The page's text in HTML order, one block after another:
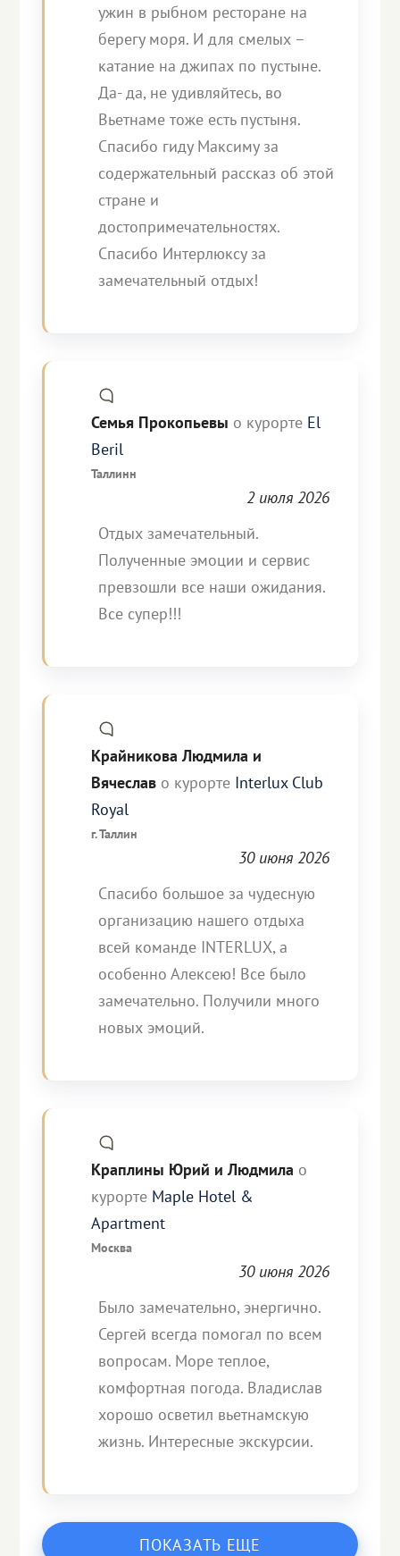
ужин в рыбном ресторане на
берегу моря. И для смелых –
катание на джипах по пустыне.
Да- да, не удивляйтесь, во
Вьетнаме тоже есть пустыня.
Спасибо гиду Максиму за
содержательный рассказ об этой
стране и
достопримечательностях.
Спасибо Интерлюксу за
замечательный отдых!
Семья Прокопьевы о курорте El
Beril
Таллинн
2 июля 2026
Отдых замечательный.
Полученные эмоции и сервис
превзошли все наши ожидания.
Все супер!!!
Крайникова Людмила и
Вячеслав о курорте Interlux Club
Royal
г. Таллин
30 июня 2026
Спасибо большое за чудесную
организацию нашего отдыха
всей команде INTERLUX, а
особенно Алексею! Все было
замечательно. Получили много
новых эмоций.
Краплины Юрий и Людмила о
курорте Maple Hotel &
Apartment
Москва
30 июня 2026
Было замечательно, энергично.
Сергей всегда помогал по всем
вопросам. Море теплое,
комфортная погода. Владислав
хорошо осветил вьетнамскую
жизнь. Интересные экскурсии.
ПОКАЗАТЬ ЕЩЕ